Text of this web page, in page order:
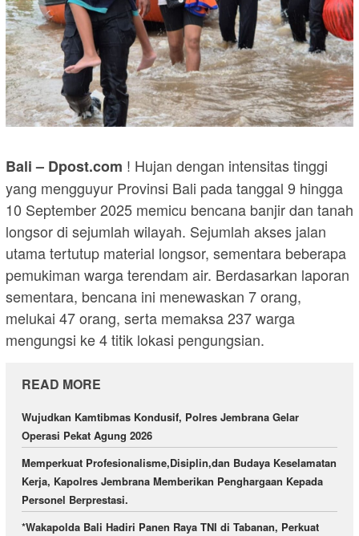
Bali – Dpost.com ! Hujan dengan intensitas tinggi
yang mengguyur Provinsi Bali pada tanggal 9 hingga
10 September 2025 memicu bencana banjir dan tanah
longsor di sejumlah wilayah. Sejumlah akses jalan
utama tertutup material longsor, sementara beberapa
pemukiman warga terendam air. Berdasarkan laporan
sementara, bencana ini menewaskan 7 orang,
melukai 47 orang, serta memaksa 237 warga
mengungsi ke 4 titik lokasi pengungsian.
READ MORE
Wujudkan Kamtibmas Kondusif, Polres Jembrana Gelar
Operasi Pekat Agung 2026
Memperkuat Profesionalisme,Disiplin,dan Budaya Keselamatan
Kerja, Kapolres Jembrana Memberikan Penghargaan Kepada
Personel Berprestasi.
*Wakapolda Bali Hadiri Panen Raya TNI di Tabanan, Perkuat